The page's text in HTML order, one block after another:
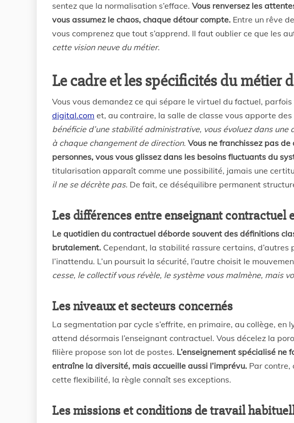
sentez que la normalisation s’efface. Vous renversez les
vous assumez le chaos, chaque détour compte. Entre un rêve
vous comprenez que tout s’apprend. Il faut oublier ce que les
cette vision neuve du métier.
Le cadre et les spécificités du métier
Vous vous demandez ce qui sépare le virtuel du factuel,
digital.com et, au contraire, la salle de classe vous apporte
bénéficie d’une stabilité administrative, vous évoluez dans
à chaque changement de direction. Vous ne franchissez pas
personnes, vous vous glissez dans les besoins fluctuants du
titularisation apparaît comme une possibilité, jamais une
il ne se décrète pas. De fait, ce déséquilibre permanent
Les différences entre enseignant contractuel
Le quotidien du contractuel déborde souvent des définitions
brutalement. Cependant, la stabilité rassure certains, d’autres
l’inattendu. L’un poursuit la sécurité, l’autre choisit le
cesse, le collectif vous révèle, le système vous malmène, mais
Les niveaux et secteurs concernés
La segmentation par cycle s’effrite, en primaire, au collège, en
attend désormais l’enseignant contractuel. Vous décelez la
filière propose son lot de postes. L’enseignement spécialisé
entraîne la diversité, mais accueille aussi l’imprévu. Par contre,
cette flexibilité, la règle connaît ses exceptions.
Les missions et conditions de travail